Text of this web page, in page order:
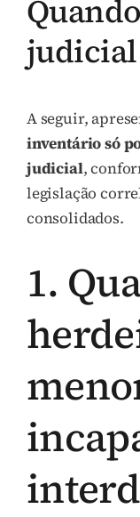
judicial
A seguir,
inventário só
judicial,
legislação
consolidados.
1.